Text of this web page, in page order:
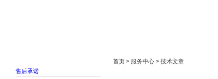
售后承诺
首页 > 服务中心 > 技术文章